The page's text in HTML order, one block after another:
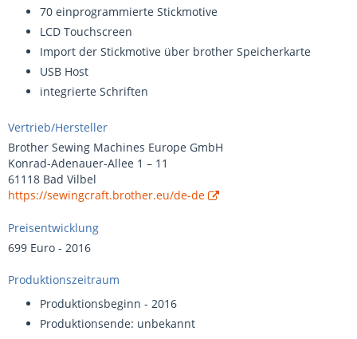
70 einprogrammierte Stickmotive
LCD Touchscreen
Import der Stickmotive über brother Speicherkarte
USB Host
integrierte Schriften
Vertrieb/Hersteller
Brother Sewing Machines Europe GmbH
Konrad-Adenauer-Allee 1 – 11
61118 Bad Vilbel
https://sewingcraft.brother.eu/de-de
Preisentwicklung
699 Euro - 2016
Produktionszeitraum
Produktionsbeginn - 2016
Produktionsende: unbekannt